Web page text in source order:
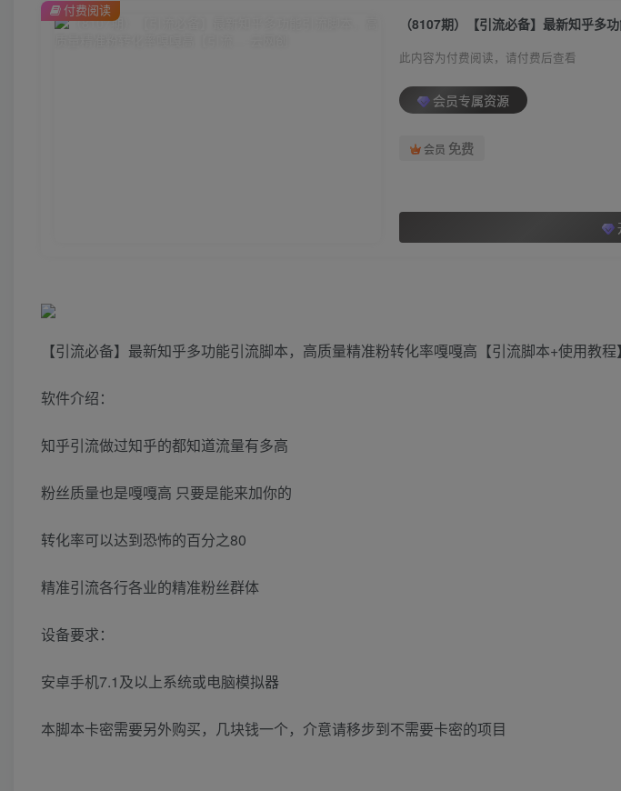
此内容为付费阅读，请付费后查看
会员专属资源
会员 免费
付费阅读
【引流必备】最新知乎多功能引流脚本，高质量精准粉转化率嘎嘎高【引流脚本+使用教程】
软件介绍：
知乎引流做过知乎的都知道流量有多高
粉丝质量也是嘎嘎高 只要是能来加你的
转化率可以达到恐怖的百分之80
精准引流各行各业的精准粉丝群体
设备要求：
安卓手机7.1及以上系统或电脑模拟器
本脚本卡密需要另外购买，几块钱一个，介意请移步到不需要卡密的项目